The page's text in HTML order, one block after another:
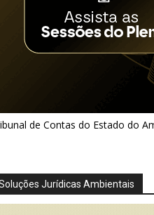
de Contas do Estado do
Jurídicas Ambientais